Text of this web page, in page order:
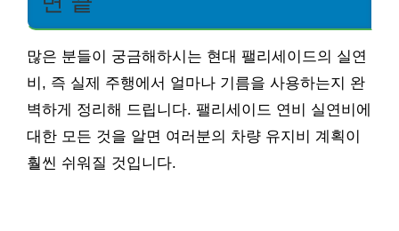
많은 분들이 궁금해하시는 현대 팰리세이드의 실연
비, 즉 실제 주행에서 얼마나 기름을 사용하는지 완
벽하게 정리해 드립니다. 팰리세이드 연비 실연비에
대한 모든 것을 알면 여러분의 차량 유지비 계획이
훨씬 쉬워질 것입니다.